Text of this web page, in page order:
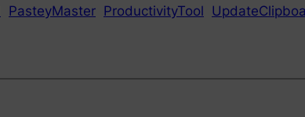
PasteyMaster ProductivityTool